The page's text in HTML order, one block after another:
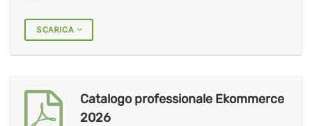
SCARICA
Catalogo professionale Ekommerce
2026